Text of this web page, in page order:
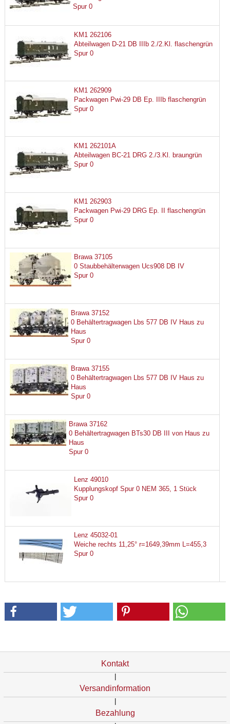
Spur 0
KM1 262106
Abteilwagen D-21 DB IIIb 2./2.Kl. flaschengrün
Spur 0
KM1 262909
Packwagen Pwi-29 DB Ep. IIIb flaschengrün
Spur 0
KM1 262101A
Abteilwagen BC-21 DRG 2./3.Kl. braungrün
Spur 0
KM1 262903
Packwagen Pwi-29 DRG Ep. II flaschengrün
Spur 0
Brawa 37105
0 Staubbehälterwagen Ucs908 DB IV
Spur 0
Brawa 37152
0 Behältertragwagen Lbs 577 DB IV Haus zu
Haus
Spur 0
Brawa 37155
0 Behältertragwagen Lbs 577 DB IV Haus zu
Haus
Spur 0
Brawa 37162
0 Behältertragwagen BTs30 DB III von Haus zu
Haus
Spur 0
Lenz 49010
Kupplungskopf Spur 0 NEM 365, 1 Stück
Spur 0
Lenz 45032-01
Weiche rechts 11,25° r=1649,39mm L=455,3
Spur 0
Kontakt
Versandinformation
Bezahlung